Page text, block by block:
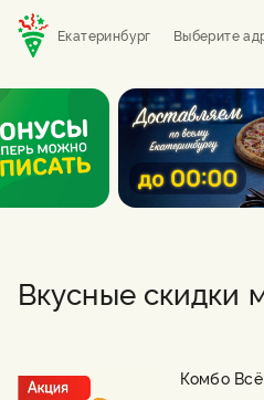
Екатеринбург Выберите
Вкусные скидки
Комбо